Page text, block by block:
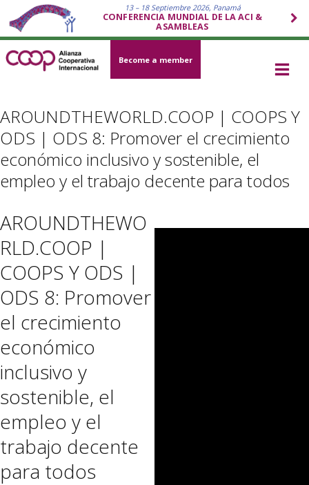
13 – 18 Septiembre 2026, Panamá
CONFERENCIA MUNDIAL DE LA ACI &
ASAMBLEAS
Become a member
AROUNDTHEWORLD.COOP | COOPS Y
ODS | ODS 8: Promover el crecimiento
económico inclusivo y sostenible, el
empleo y el trabajo decente para todos
AROUNDTHEWO
RLD.COOP |
COOPS Y ODS |
ODS 8: Promover
el crecimiento
económico
inclusivo y
sostenible, el
empleo y el
trabajo decente
para todos